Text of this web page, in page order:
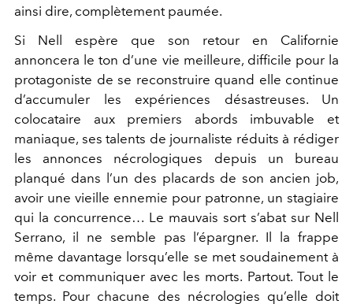
ainsi dire, complètement paumée.
Si Nell espère que son retour en Californie
annoncera le ton d’une vie meilleure, difficile pour la
protagoniste de se reconstruire quand elle continue
d’accumuler les expériences désastreuses. Un
colocataire aux premiers abords imbuvable et
maniaque, ses talents de journaliste réduits à rédiger
les annonces nécrologiques depuis un bureau
planqué dans l’un des placards de son ancien job,
avoir une vieille ennemie pour patronne, un stagiaire
qui la concurrence… Le mauvais sort s’abat sur Nell
Serrano, il ne semble pas l’épargner. Il la frappe
même davantage lorsqu’elle se met soudainement à
voir et communiquer avec les morts. Partout. Tout le
temps. Pour chacune des nécrologies qu’elle doit